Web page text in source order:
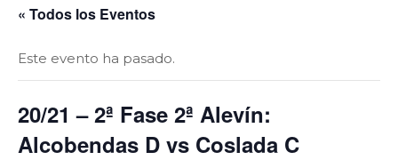
« Todos los Eventos
Este evento ha pasado.
20/21 – 2ª Fase 2ª Alevín:
Alcobendas D vs Coslada C